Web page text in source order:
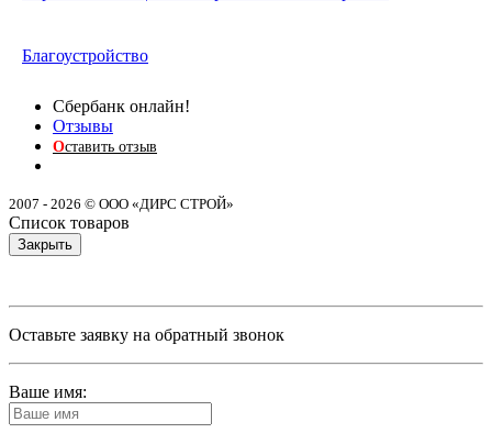
Благоустройство
Сбербанк онлайн!
Отзывы
Оставить отзыв
2007 - 2026 © ООО «ДИРС СТРОЙ»
Список товаров
Закрыть
Оставьте заявку на обратный звонок
Ваше имя: